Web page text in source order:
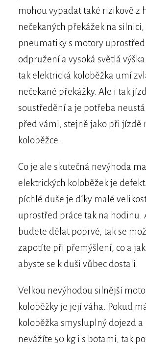
mohou vypadat také rizikově z
nečekaných překážek na silnici,
pneumatiky s motory
odpružení a vysoká světlá
tak elektrická koloběžka umí
nečekané překážky. Ale i tak
soustředění a je potřeba
před vámi, stejně jako při jízdě
koloběžce.
Co je ale skutečná nevýhoda
elektrických koloběžek je
píchlé duše je díky malé
uprostřed práce tak na hodinu.
budete dělat poprvé, tak se
zapotíte při přemýšlení, co a
abyste se k duši vůbec dostali.
Velkou nevýhodou silnější
koloběžky je její váha. Pokud
koloběžka smysluplný dojezd a
nevážíte 50 kg i s botami, tak